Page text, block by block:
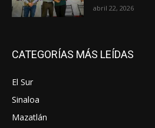
abril 22, 2026
CATEGORÍAS MÁS LEÍDAS
El Sur
Sinaloa
Mazatlán